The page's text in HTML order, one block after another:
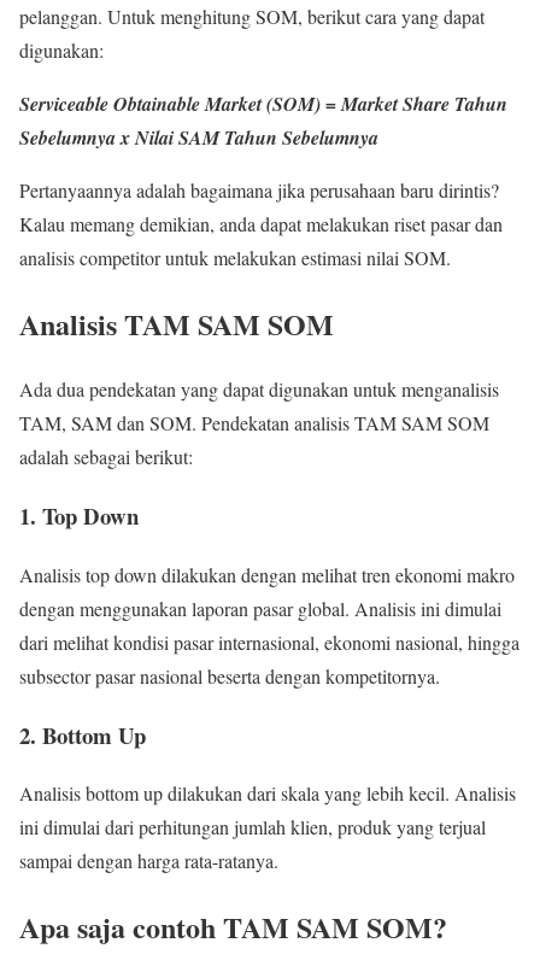
pelanggan. Untuk menghitung SOM, berikut cara yang dapat
digunakan:
Serviceable Obtainable Market (SOM) = Market Share Tahun
Sebelumnya x Nilai SAM Tahun Sebelumnya
Pertanyaannya adalah bagaimana jika perusahaan baru dirintis?
Kalau memang demikian, anda dapat melakukan riset pasar dan
analisis competitor untuk melakukan estimasi nilai SOM.
Analisis TAM SAM SOM
Ada dua pendekatan yang dapat digunakan untuk menganalisis
TAM, SAM dan SOM. Pendekatan analisis TAM SAM SOM
adalah sebagai berikut:
1. Top Down
Analisis top down dilakukan dengan melihat tren ekonomi makro
dengan menggunakan laporan pasar global. Analisis ini dimulai
dari melihat kondisi pasar internasional, ekonomi nasional, hingga
subsector pasar nasional beserta dengan kompetitornya.
2. Bottom Up
Analisis bottom up dilakukan dari skala yang lebih kecil. Analisis
ini dimulai dari perhitungan jumlah klien, produk yang terjual
sampai dengan harga rata-ratanya.
Apa saja contoh TAM SAM SOM?